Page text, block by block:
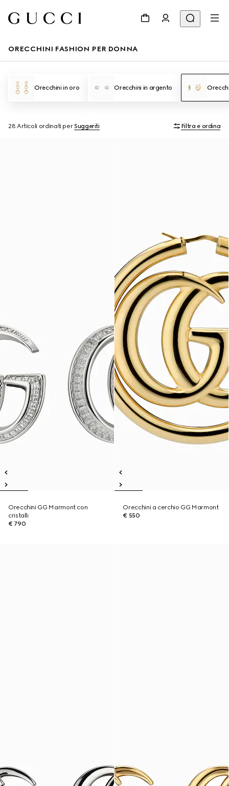
ORECCHINI FASHION PER DONNA
Orecchini in oro Orecchini in argento
28 Articoli ordinati perSuggeriti Filtra e ordina
Orecchini GG Marmont con
cristalli
€ 790
Orecchini a cerchio GG Marmont
€ 550